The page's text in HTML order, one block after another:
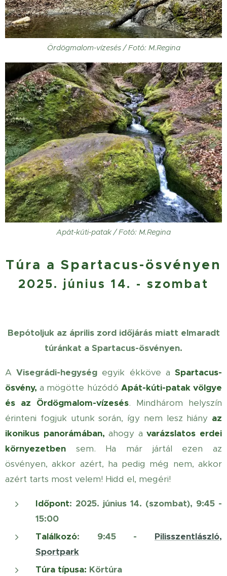
Ördögmalom-vízesés / Fotó: M.Regina
Apát-kúti-patak / Fotó: M.Regina
Túra a Spartacus-ösvényen
2025. június 14. - szombat
Bepótoljuk az április zord időjárás miatt elmaradt
túránkat a Spartacus-ösvényen.
AVisegrádi-hegység egyik ékköve aSpartacus-
ösvény,a mögötte húzódó Apát-kúti-patak völgye
és az Ördögmalom-vízesés. Mindhárom helyszín
érinteni fogjuk utunk során, így nem lesz hiány az
ikonikus panorámában, ahogy avarázslatos erdei
környezetben sem. Ha már jártál ezen az
ösvényen, akkor azért, ha pedig még nem, akkor
azért tarts most velem! Hidd el, megéri!
Időpont: 2025. június 14. (szombat), 9:45 -
15:00
Találkozó: 9:45 - Pilisszentlászló,
Sportpark
Túra típusa: Körtúra